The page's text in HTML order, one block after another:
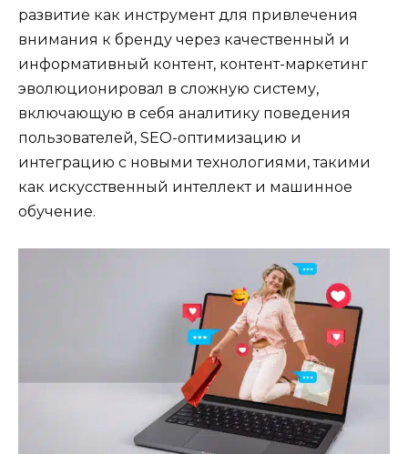
развитие как инструмент для привлечения
внимания к бренду через качественный и
информативный контент, контент-маркетинг
эволюционировал в сложную систему,
включающую в себя аналитику поведения
пользователей, SEO-оптимизацию и
интеграцию с новыми технологиями, такими
как искусственный интеллект и машинное
обучение.